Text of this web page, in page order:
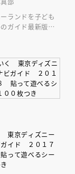
ランドを子ども
ガイド最新版。
ーキャラクター
東京ディズニー
イド ２０１７
って遊べるシー